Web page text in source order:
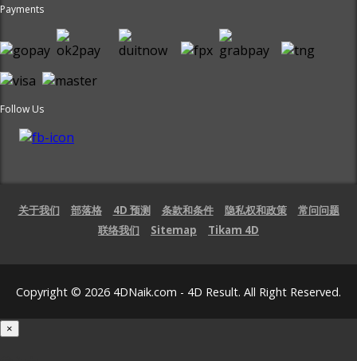
Payments
Follow Us
关于我们 部落格 4D 预测 条款和条件 隐私权和政策
常问问题
联络我们
Sitemap Tikam 4D
Copyright © 2026 4DNaik.com - 4D Result. All Right Reserved.
×